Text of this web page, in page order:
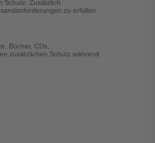
Schutz. Zusätzlich
zu erfüllen.
Bücher, CDs,
zusätzlichen Schutz während